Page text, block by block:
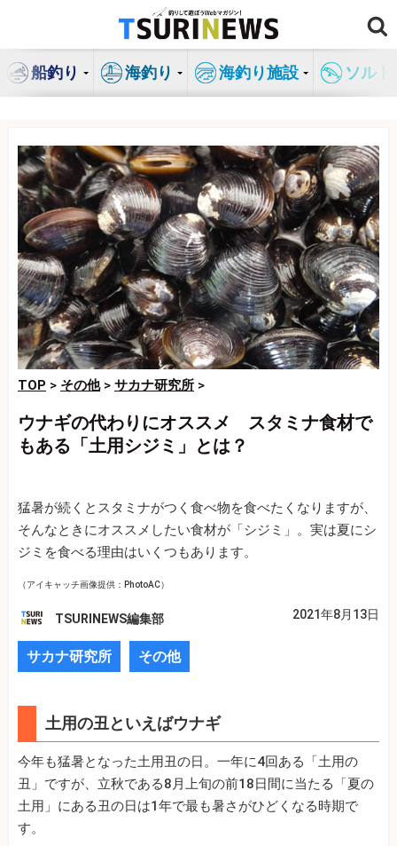
ン
船釣り 海釣り 海釣り施設 ソル
TOP > その他> サカナ研究所 >
ウナギの代わりにオススメ スタミナ食材で
もある「土用シジミ」とは？
猛暑が続くとスタミナがつく食べ物を食べたくなりますが、
そんなときにオススメしたい食材が「シジミ」。実は夏にシ
ジミを食べる理由はいくつもあります。
（アイキャッチ画像提供：PhotoAC）
TSURINEWS編集部 2021年8月13日
サカナ研究所 その他
土用の丑といえばウナギ
今年も猛暑となった土用丑の日。一年に4回ある「土用の
丑」ですが、立秋である8月上旬の前18日間に当たる「夏の
土用」にある丑の日は1年で最も暑さがひどくなる時期で
す。